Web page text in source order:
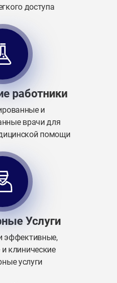
доступа
работники
и
врачи для
помощи
Услуги
эффективные,
клинические
услуги